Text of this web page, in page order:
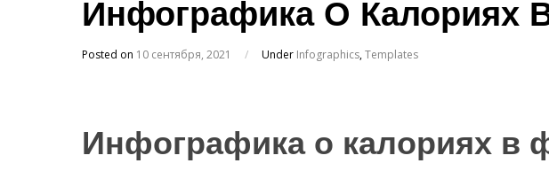
Инфографика О Калориях
Posted on 10 сентября, 2021 / Under Infographics,Templates
Инфографика о калориях в